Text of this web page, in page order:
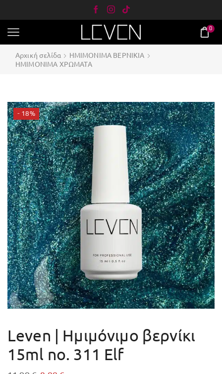
0
Αρχική σελίδα
ΗΜΙΜΟΝΙΜΑ ΒΕΡΝΙΚΙΑ
ΗΜΙΜΟΝΙΜΑ ΧΡΩΜΑΤΑ
- 18%
Leven | Ημιμόνιμο βερνίκι
15ml no. 311 Elf